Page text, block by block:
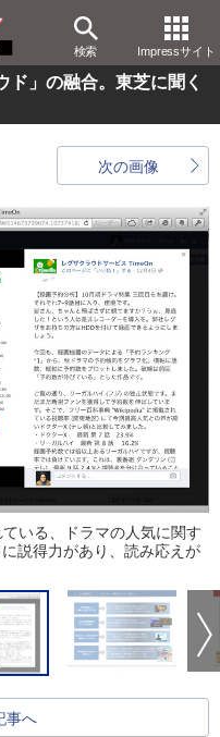
検索 Impressサイト
ド」の融合。東芝に聞く
次の画像
いる、ドラマの人気に関す
説得力があり、読み応えが
事へ